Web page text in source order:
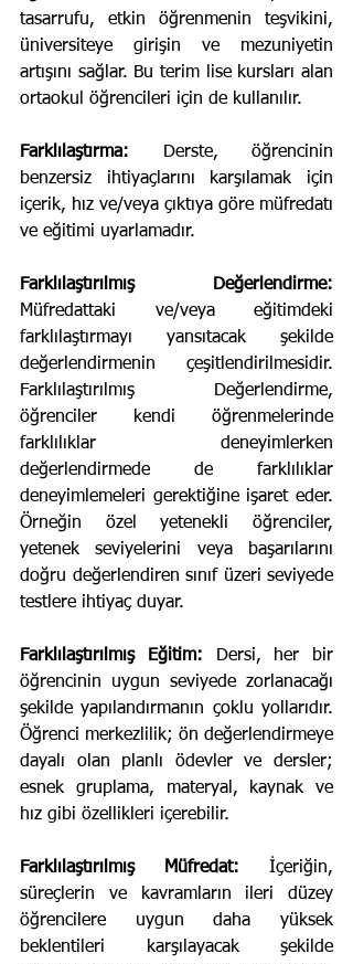
tasarrufu, etkin öğrenmenin teşvikini,
üniversiteye girişin ve mezuniyetin
artışını sağlar. Bu terim lise kursları alan
ortaokul öğrencileri için de kullanılır.
Farklılaştırma: Derste, öğrencinin
benzersiz ihtiyaçlarını karşılamak için
içerik, hız ve/veya çıktıya göre müfredatı
ve eğitimi uyarlamadır.
Farklılaştırılmış Değerlendirme:
Müfredattaki ve/veya eğitimdeki
farklılaştırmayı yansıtacak şekilde
değerlendirmenin çeşitlendirilmesidir.
Farklılaştırılmış Değerlendirme,
öğrenciler kendi öğrenmelerinde
farklılıklar deneyimlerken
değerlendirmede de farklılıklar
deneyimlemeleri gerektiğine işaret eder.
Örneğin özel yetenekli öğrenciler,
yetenek seviyelerini veya başarılarını
doğru değerlendiren sınıf üzeri seviyede
testlere ihtiyaç duyar.
Farklılaştırılmış Eğitim: Dersi, her bir
öğrencinin uygun seviyede zorlanacağı
şekilde yapılandırmanın çoklu yollarıdır.
Öğrenci merkezlilik; ön değerlendirmeye
dayalı olan planlı ödevler ve dersler;
esnek gruplama, materyal, kaynak ve
hız gibi özellikleri içerebilir.
Farklılaştırılmış Müfredat: İçeriğin,
süreçlerin ve kavramların ileri düzey
öğrencilere uygun daha yüksek
beklentileri karşılayacak şekilde